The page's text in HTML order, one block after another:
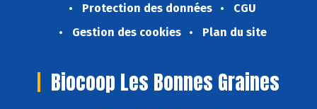
Protection des données
CGU
Gestion des cookies
Plan du site
Biocoop Les Bonnes Graines